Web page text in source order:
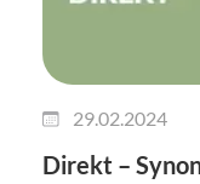
29.02.2024
Direkt –